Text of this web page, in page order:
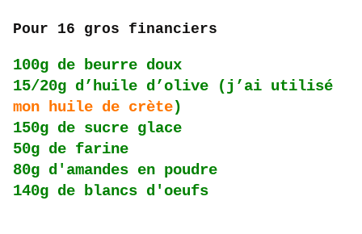
Pour 16 gros financiers
100g de beurre doux
15/20g d’huile d’olive (j’ai utilisé
mon huile de crète)
150g de sucre glace
50g de farine
80g d'amandes en poudre
140g de blancs d'oeufs